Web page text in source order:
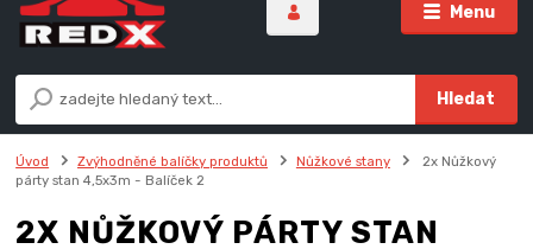
Menu
Hledat
Úvod Zvýhodněné balíčky produktů Nůžkové stany
2x Nůžkový
párty stan 4,5x3m - Balíček 2
2X NŮŽKOVÝ PÁRTY STAN